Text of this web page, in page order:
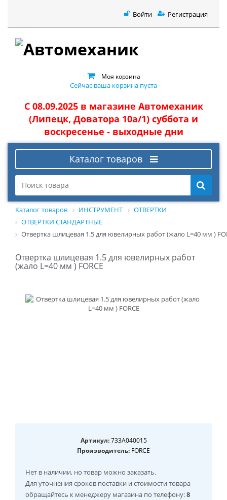
Войти Регистрация
Моя корзина
Сейчас ваша корзина пуста
С 08.09.2025 в магазине Автомеханик
(Липецк, Доватора 10а/1) суббота и
воскресенье - выходные дни
Каталог товаров
Каталог товаров ИНСТРУМЕНТ
ОТВЕРТКИ
ОТВЕРТКИ СТАНДАРТНЫЕ
Отвертка шлицевая 1.5 для ювелирных работ (жало L=40 мм )
Отвертка шлицевая 1.5 для ювелирных работ
(жало L=40 мм ) FORCE
Артикул:733A040015
Производитель: FORCE
Нет в наличии, но товар можно заказать.
Для уточнения сроков поставки и стоимости товара
обращайтесь к менеджеру магазина по телефону:8